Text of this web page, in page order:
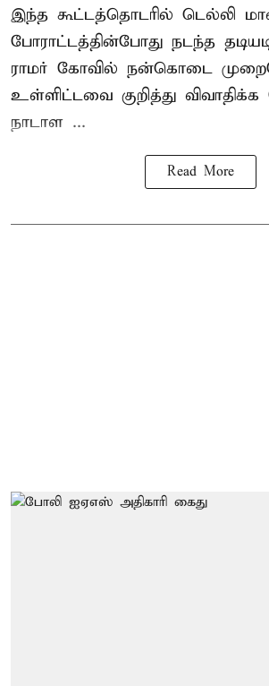
இந்த கூட்டத்தொடரில் டெல்லி
போராட்டத்தின்போது நடந்த
ராமர் கோவில் நன்கொடை
உள்ளிட்டவை குறித்து
நாடாள ...
Read More